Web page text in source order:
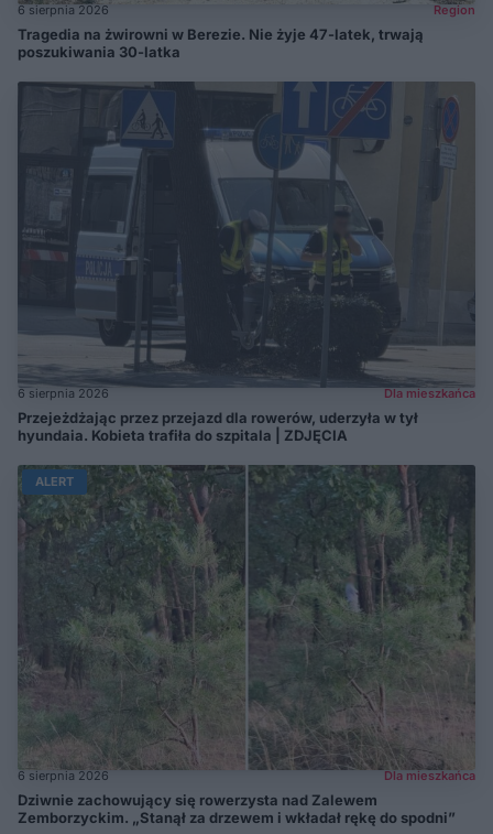
6 sierpnia 2026 Region
Tragedia na żwirowni w Berezie. Nie żyje 47-latek, trwają
poszukiwania 30-latka
6 sierpnia 2026 Dla mieszkańca
Przejeżdżając przez przejazd dla rowerów, uderzyła w tył
hyundaia. Kobieta trafiła do szpitala | ZDJĘCIA
ALERT
6 sierpnia 2026 Dla mieszkańca
Dziwnie zachowujący się rowerzysta nad Zalewem
Zemborzyckim. „Stanął za drzewem i wkładał rękę do spodni”